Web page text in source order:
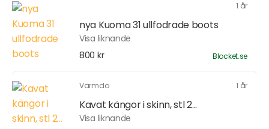
1 år
nya Kuoma 31 ullfodrade boots
Visa liknande
800 kr
Blocket.se
Värmdö 1 år
Kavat kängor i skinn, stl 2...
Visa liknande